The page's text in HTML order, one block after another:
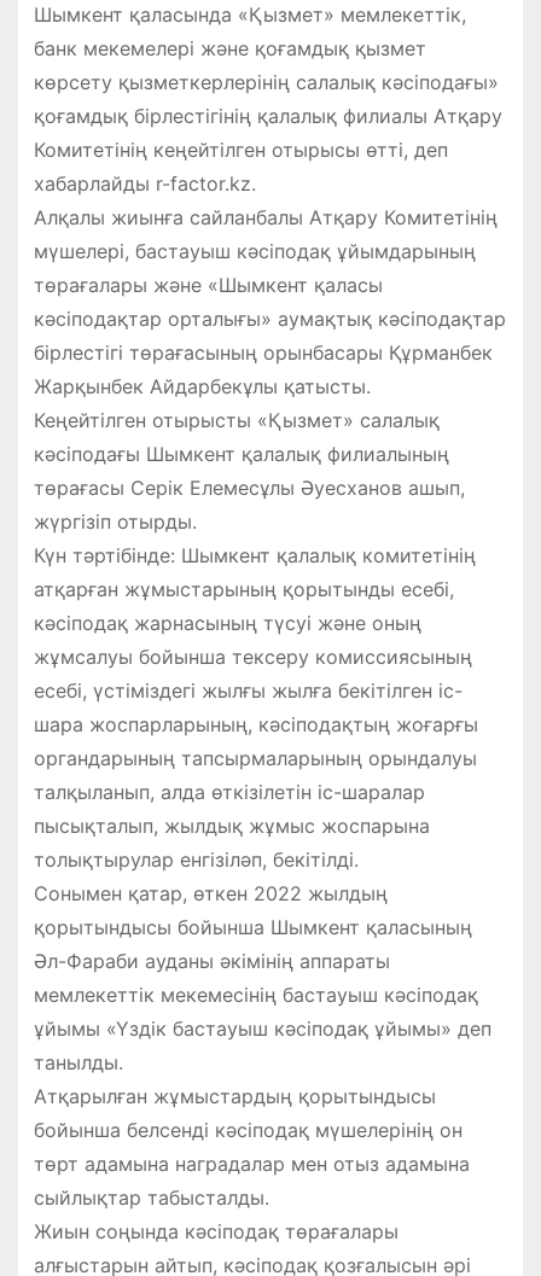
Шымкент қаласында «Қызмет» мемлекеттік,
банк мекемелері және қоғамдық қызмет
көрсету қызметкерлерінің салалық кәсіподағы»
қоғамдық бірлестігінің қалалық филиалы Атқару
Комитетінің кеңейтілген отырысы өтті, деп
хабарлайды r-factor.kz.
Алқалы жиынға сайланбалы Атқару Комитетінің
мүшелері, бастауыш кәсіподақ ұйымдарының
төрағалары және «Шымкент қаласы
кәсіподақтар орталығы» аумақтық кәсіподақтар
бірлестігі төрағасының орынбасары Құрманбек
Жарқынбек Айдарбекұлы қатысты.
Кеңейтілген отырысты «Қызмет» салалық
кәсіподағы Шымкент қалалық филиалының
төрағасы Серік Елемесұлы Әуесханов ашып,
жүргізіп отырды.
Күн тәртібінде: Шымкент қалалық комитетінің
атқарған жұмыстарының қорытынды есебі,
кәсіподақ жарнасының түсуі және оның
жұмсалуы бойынша тексеру комиссиясының
есебі, үстіміздегі жылғы жылға бекітілген іс-
шара жоспарларының, кәсіподақтың жоғарғы
органдарының тапсырмаларының орындалуы
талқыланып, алда өткізілетін іс-шаралар
пысықталып, жылдық жұмыс жоспарына
толықтырулар енгізіләп, бекітілді.
Сонымен қатар, өткен 2022 жылдың
қорытындысы бойынша Шымкент қаласының
Әл-Фараби ауданы әкімінің аппараты
мемлекеттік мекемесінің бастауыш кәсіподақ
ұйымы «Үздік бастауыш кәсіподақ ұйымы» деп
танылды.
Атқарылған жұмыстардың қорытындысы
бойынша белсенді кәсіподақ мүшелерінің он
төрт адамына наградалар мен отыз адамына
сыйлықтар табысталды.
Жиын соңында кәсіподақ төрағалары
алғыстарын айтып, кәсіподақ қозғалысын әрі